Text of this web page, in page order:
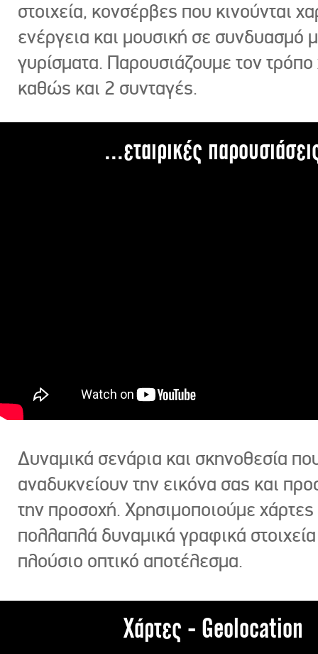
στοιχεία, κονσέρβες που κινούνται
ενέργεια και μουσική σε συνδυασμό
γυρίσματα. Παρουσιάζουμε τον
καθώς και 2 συνταγές.
...εταιρικές
Δυναμικά σενάρια και σκηνοθεσία
αναδυκνείουν την εικόνα σας και
την προσοχή. Χρησιμοποιούμε χάρτες
πολλαπλά δυναμικά γραφικά στοιχεία
πλούσιο οπτικό αποτέλεσμα.
Χάρτες - Geolocation